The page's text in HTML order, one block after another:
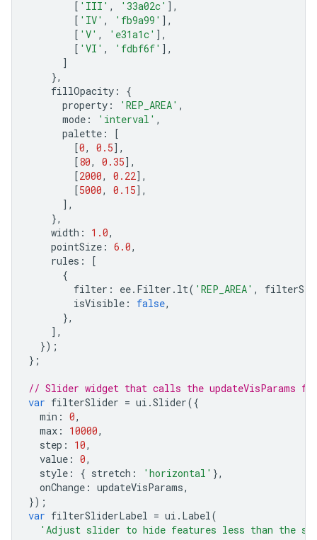
[ 'III' , '33a02c' ],
[ 'IV' , 'fb9a99' ],
[ 'V' , 'e31a1c' ],
[ 'VI' , 'fdbf6f' ],
]
},
fillOpacity :
{
property : 'REP_AREA' ,
mode : 'interval' ,
palette :
[
[0, 0.5],
[80, 0.35],
[2000, 0.22],
[5000, 0.15],
],
},
width : 1.0,
pointSize : 6.0,
rules :
[
{
filter : ee. Filter . lt( 'REP_AREA' ,
isVisible : false,
},
],
});
};
// Slider widget that calls the updateVisParams
var filterSlider = ui .Slider({
min : 0,
max : 10000,
step : 10,
value : 0,
style : { stretch : 'horizontal' },
onChange : updateVisParams,
});
var filterSliderLabel = ui . Label(
'Adjust slider to hide features less than the